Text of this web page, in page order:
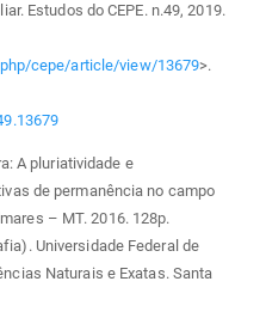
Estudos do CEPE. n.49, 2019.
cepe/article/view/13679>.
A pluriatividade e
de permanência no campo
– MT. 2016. 128p.
Universidade Federal de
Naturais e Exatas. Santa